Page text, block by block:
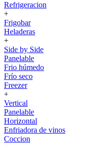
Refrigeracion
+
Frigobar
Heladeras
+
Side by Side
Panelable
Frio húmedo
Frío seco
Freezer
+
Vertical
Panelable
Horizontal
Enfriadora de vinos
Coccion